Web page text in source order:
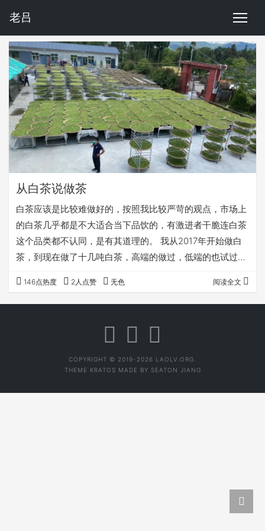
老吕
从白茶说做茶
白茶应该是比较难做好的，按照我比较严苛的观点，市场上
的白茶几乎都是不大适合当下品饮的，有激进者干脆连白茶
这个品类都不认同，是有其道理的。 我从2017年开始做白
茶，到现在做了十几吨白茶，高端的做过，低端的也试过，
乎算成功。 但是，写文章如图人生，最怕但是，但是又不可
避免，甚至最需要记录的。 但是，我依然不大敢做白茶，我
146点热度 2人点赞 无色 阅读全文
COPYRIGHT © 2019-2026 LAOLV.ORG.
THEME KRATOS MADE BY SEATON JIANG